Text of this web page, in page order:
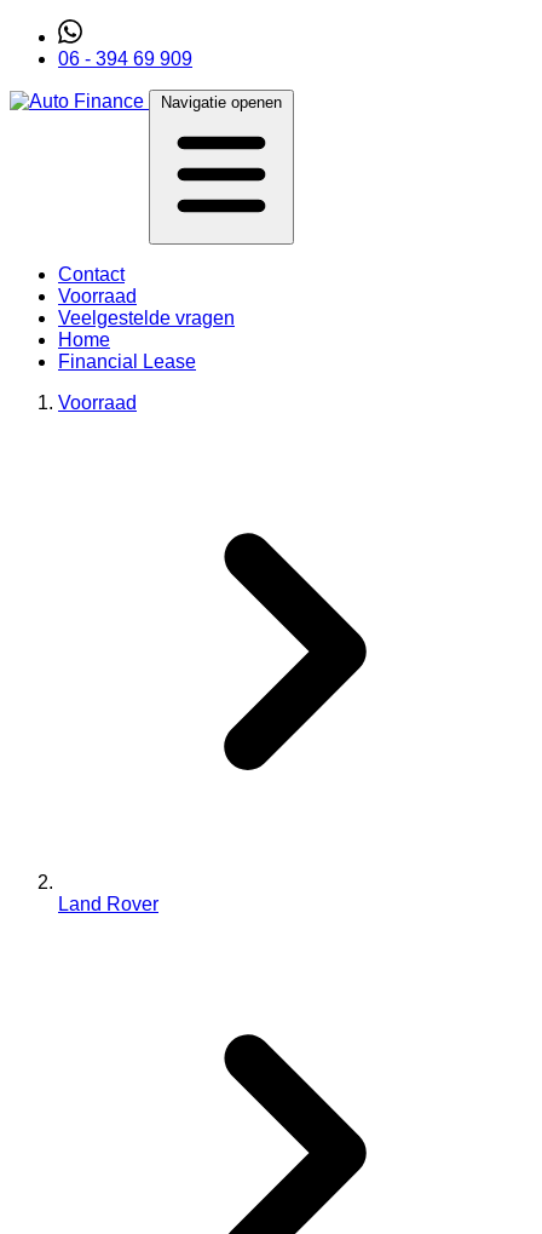
06 - 394 69 909
Navigatie openen
Contact
Voorraad
Veelgestelde vragen
Home
Financial Lease
Voorraad
Land Rover